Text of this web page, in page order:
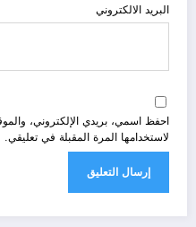
البريد الالكتروني
احفظ اسمي، بريدي الإلكتروني،
لاستخدامها المرة المقبلة في تعليقي.